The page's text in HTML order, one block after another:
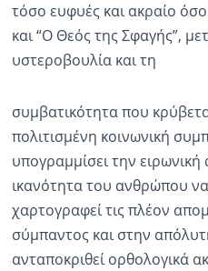
τόσο ευφυές και ακραίο όσο
και “Ο Θεός της Σφαγής”,
υστεροβουλία και τη
συμβατικότητα που
πολιτισμένη κοινωνική
υπογραμμίσει την
ικανότητα του ανθρώπου
χαρτογραφεί τις πλέον
σύμπαντος και στην
ανταποκριθεί ορθολογικά